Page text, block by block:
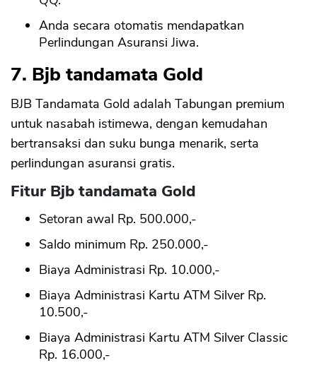
Anda secara otomatis mendapatkan
Perlindungan Asuransi Jiwa.
7. Bjb tandamata Gold
BJB Tandamata Gold adalah Tabungan premium
untuk nasabah istimewa, dengan kemudahan
bertransaksi dan suku bunga menarik, serta
perlindungan asuransi gratis.
Fitur Bjb tandamata Gold
Setoran awal Rp. 500.000,-
Saldo minimum Rp. 250.000,-
Biaya Administrasi Rp. 10.000,-
Biaya Administrasi Kartu ATM Silver Rp.
10.500,-
Biaya Administrasi Kartu ATM Silver Classic
Rp. 16.000,-